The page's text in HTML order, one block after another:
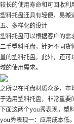
较长的使用寿命和可回收利
塑料托盘还具有轻便、易搬
五、多样化的设计
塑料托盘可以根据客户的需
二手塑料托盘，针对不同货
量的塑料托盘。此外，还可
域的使用需求。
之所以在托盘材质众多，
于选用塑料托盘，非常重要
下面这两个you秀表现，塑
you秀表现一：应用成本低